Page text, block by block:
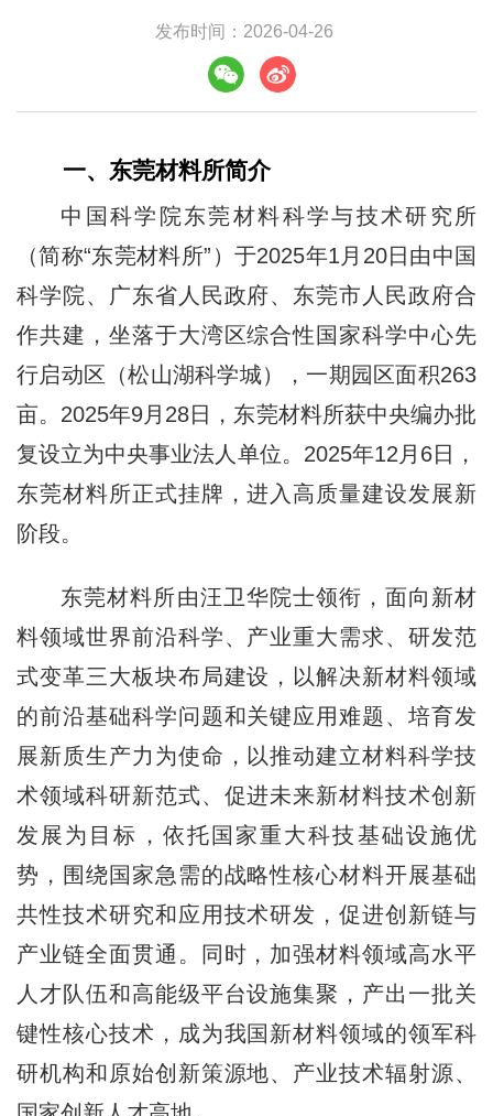
发布时间：2026-04-26
一、东莞材料所简介
中国科学院东莞材料科学与技术研究所
（简称“东莞材料所”）于2025年1月20日由中国
科学院、广东省人民政府、东莞市人民政府合
作共建，坐落于大湾区综合性国家科学中心先
行启动区（松山湖科学城），一期园区面积263
亩。2025年9月28日，东莞材料所获中央编办批
复设立为中央事业法人单位。2025年12月6日，
东莞材料所正式挂牌，进入高质量建设发展新
阶段。
东莞材料所由汪卫华院士领衔，面向新材
料领域世界前沿科学、产业重大需求、研发范
式变革三大板块布局建设，以解决新材料领域
的前沿基础科学问题和关键应用难题、培育发
展新质生产力为使命，以推动建立材料科学技
术领域科研新范式、促进未来新材料技术创新
发展为目标，依托国家重大科技基础设施优
势，围绕国家急需的战略性核心材料开展基础
共性技术研究和应用技术研发，促进创新链与
产业链全面贯通。同时，加强材料领域高水平
人才队伍和高能级平台设施集聚，产出一批关
键性核心技术，成为我国新材料领域的领军科
研机构和原始创新策源地、产业技术辐射源、